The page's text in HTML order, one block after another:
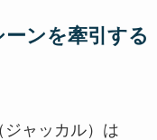
ンを牽引する
ャッカル）は